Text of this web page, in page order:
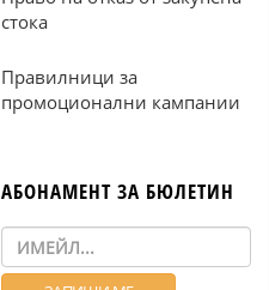
стока
Правилници за
промоционални кампании
АБОНАМЕНТ ЗА БЮЛЕТИН